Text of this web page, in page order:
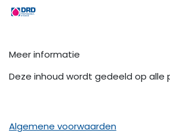
Meer informatie
Deze inhoud wordt gedeeld op alle
Algemene voorwaarden